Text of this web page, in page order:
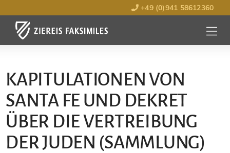
+49 (0)941 58612360
MENÜ
KAPITULATIONEN VON
SANTA FE UND DEKRET
ÜBER DIE VERTREIBUNG
DER JUDEN (SAMMLUNG)